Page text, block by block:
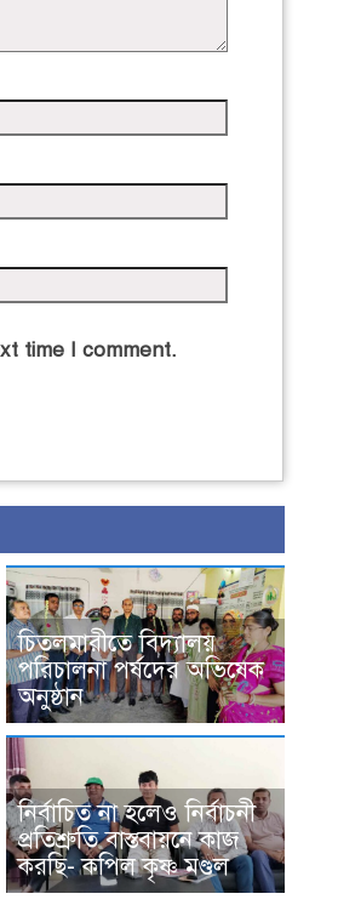
time I comment.
চিতলমারীতে বিদ্যালয়
পরিচালনা পর্ষদের অভিষেক
অনুষ্ঠান
নির্বাচিত না হলেও নির্বাচনী
প্রতিশ্রুতি বাস্তবায়নে কাজ
করছি- কপিল কৃষ্ণ মণ্ডল